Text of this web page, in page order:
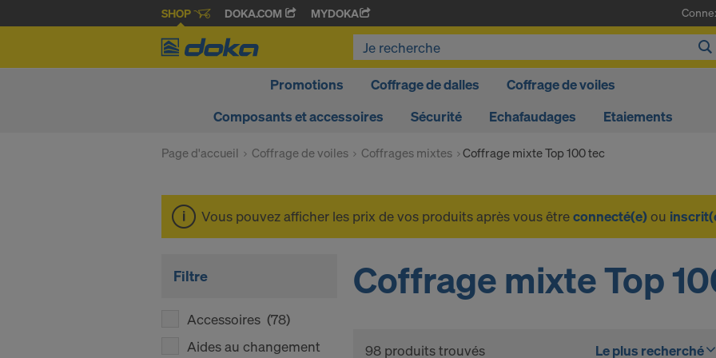
SHOP DOKA.COM MYDOKA
Promotions Coffrage de dalles
Coffrage de voiles
Composants et accessoires
Sécurité Echafaudages Etaiements
Page d'accueil Coffrage de voiles Coffrages mixtes Coffrage mixte Top 100 tec
Vous pouvez afficher les prix de vos produits après vous êtreconnecté(e)ou
Filtre
Accessoires (78)
Aides au changement
Coffrage mixte Top
98 produits trouvés Le plus recherché